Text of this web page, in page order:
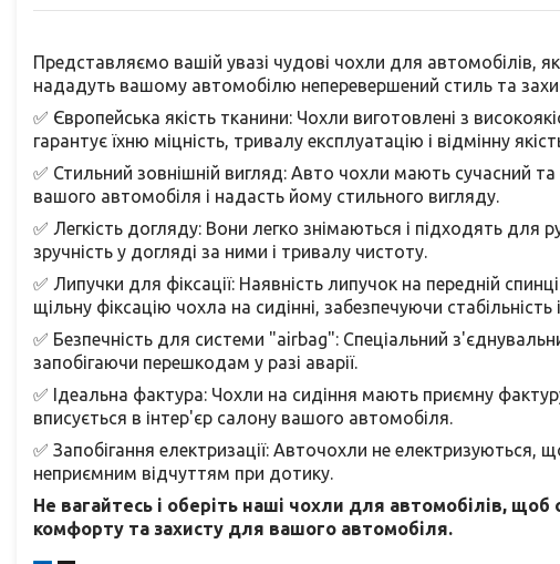
Представляємо вашій увазі чудові чохли для автомобілів,
нададуть вашому автомобілю неперевершений стиль та
✅ Європейська якість тканини: Чохли виготовлені з
гарантує їхню міцність, тривалу експлуатацію і відмінну
✅ Стильний зовнішній вигляд: Авто чохли мають сучасний
вашого автомобіля і надасть йому стильного вигляду.
✅ Легкість догляду: Вони легко знімаються і підходять
зручність у догляді за ними і тривалу чистоту.
✅ Липучки для фіксації: Наявність липучок на передній
щільну фіксацію чохла на сидінні, забезпечуючи
✅ Безпечність для системи "airbag": Спеціальний
запобігаючи перешкодам у разі аварії.
✅ Ідеальна фактура: Чохли на сидіння мають приємну
вписується в інтер'єр салону вашого автомобіля.
✅ Запобігання електризації: Авточохли не електризуються,
неприємним відчуттям при дотику.
Не вагайтесь і оберіть наші чохли для автомобілів,
комфорту та захисту для вашого автомобіля.